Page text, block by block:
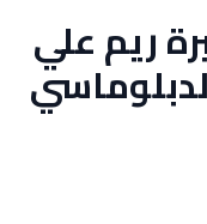
ريم علي